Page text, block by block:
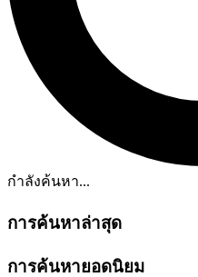
กำลังค้นหา...
การค้นหาล่าสุด
การค้นหายอดนิยม